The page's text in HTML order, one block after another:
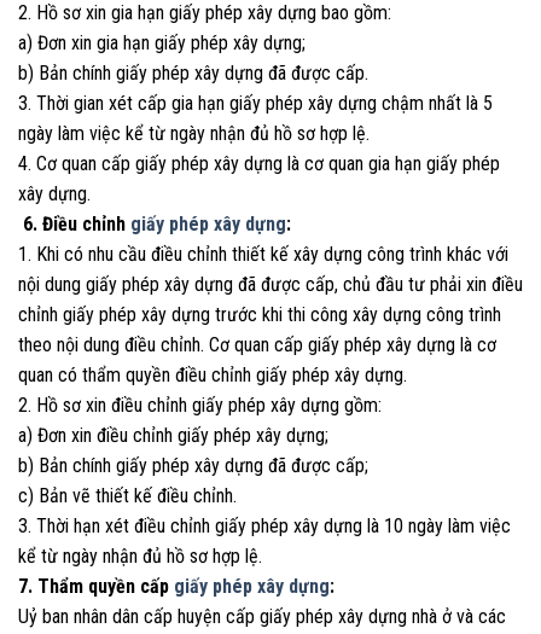
2. Hồ sơ xin gia hạn giấy phép xây dựng bao gồm:
a) Đơn xin gia hạn giấy phép xây dựng;
b) Bản chính giấy phép xây dựng đã được cấp.
3. Thời gian xét cấp gia hạn giấy phép xây dựng chậm nhất là 5
ngày làm việc kể từ ngày nhận đủ hồ sơ hợp lệ.
4. Cơ quan cấp giấy phép xây dựng là cơ quan gia hạn giấy phép
xây dựng.
6. Điều chỉnh giấy phép xây dựng:
1. Khi có nhu cầu điều chỉnh thiết kế xây dựng công trình khác với
nội dung giấy phép xây dựng đã được cấp, chủ đầu tư phải xin điều
chỉnh giấy phép xây dựng trước khi thi công xây dựng công trình
theo nội dung điều chỉnh. Cơ quan cấp giấy phép xây dựng là cơ
quan có thẩm quyền điều chỉnh giấy phép xây dựng.
2. Hồ sơ xin điều chỉnh giấy phép xây dựng gồm:
a) Đơn xin điều chỉnh giấy phép xây dựng;
b) Bản chính giấy phép xây dựng đã được cấp;
c) Bản vẽ thiết kế điều chỉnh.
3. Thời hạn xét điều chỉnh giấy phép xây dựng là 10 ngày làm việc
kể từ ngày nhận đủ hồ sơ hợp lệ.
7. Thẩm quyền cấp giấy phép xây dựng:
Uỷ ban nhân dân cấp huyện cấp giấy phép xây dựng nhà ở và các